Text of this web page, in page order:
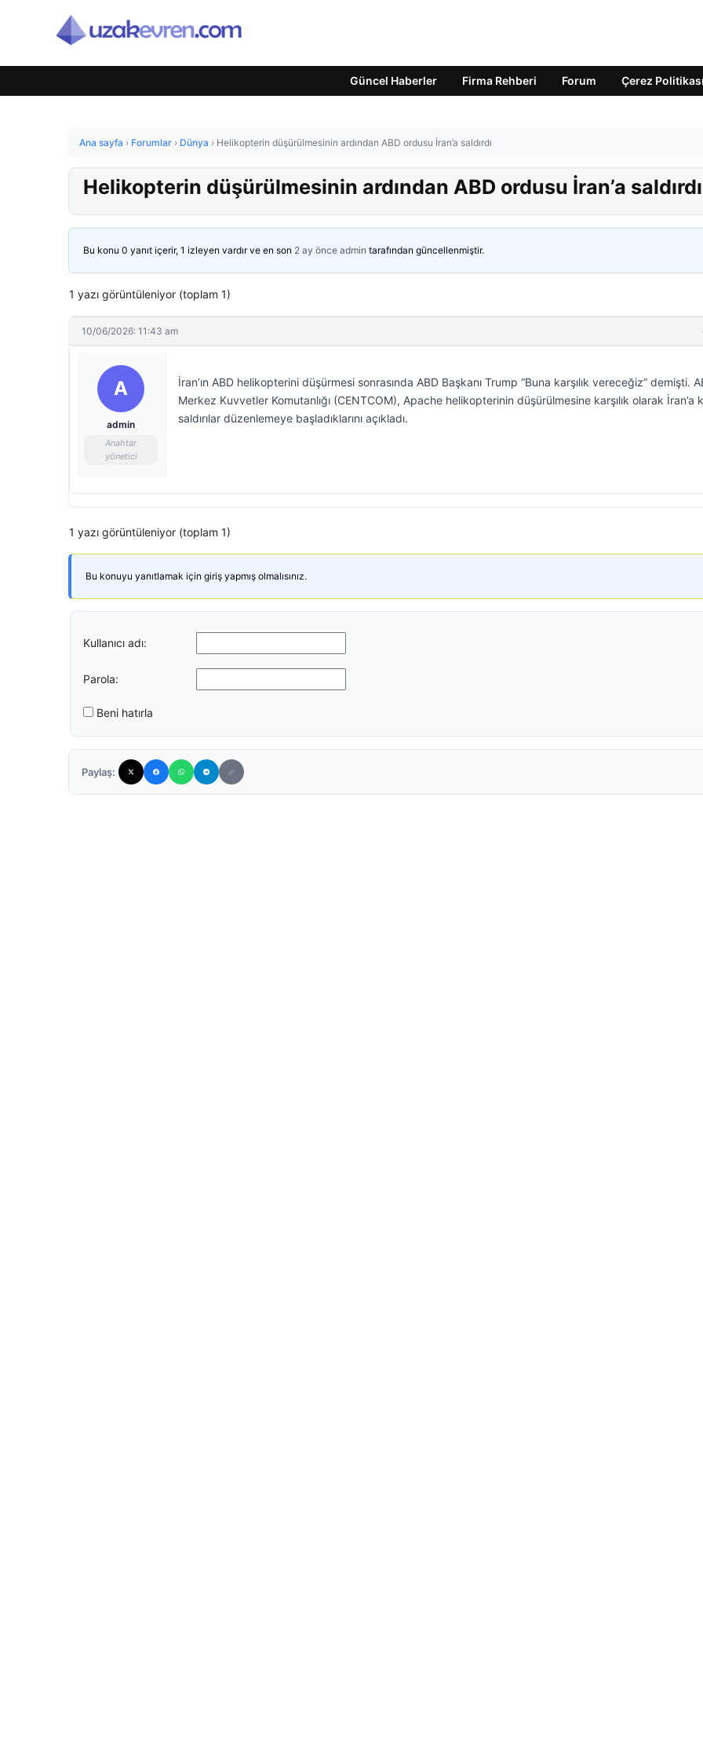
Güncel Haberler Firma Rehberi Forum Çerez Politikası
Ana sayfa › Forumlar › Dünya › Helikopterin düşürülmesinin ardından ABD ordusu İran’a saldırdı
Helikopterin düşürülmesinin ardından ABD ordusu İran’a saldırdı
Bu konu 0 yanıt içerir, 1 izleyen vardır ve en son 2 ay önce admin tarafından güncellenmiştir.
1 yazı görüntüleniyor (toplam 1)
10/06/2026: 11:43 am
A
admin
Anahtar
yönetici
İran’ın ABD helikopterini düşürmesi sonrasında ABD Başkanı Trump “Buna karşılık vereceğiz” demişti.
Merkez Kuvvetler Komutanlığı (CENTCOM), Apache helikopterinin düşürülmesine karşılık olarak İran’a
saldırılar düzenlemeye başladıklarını açıkladı.
1 yazı görüntüleniyor (toplam 1)
Bu konuyu yanıtlamak için giriş yapmış olmalısınız.
Kullanıcı adı:
Parola:
Beni hatırla
Paylaş: